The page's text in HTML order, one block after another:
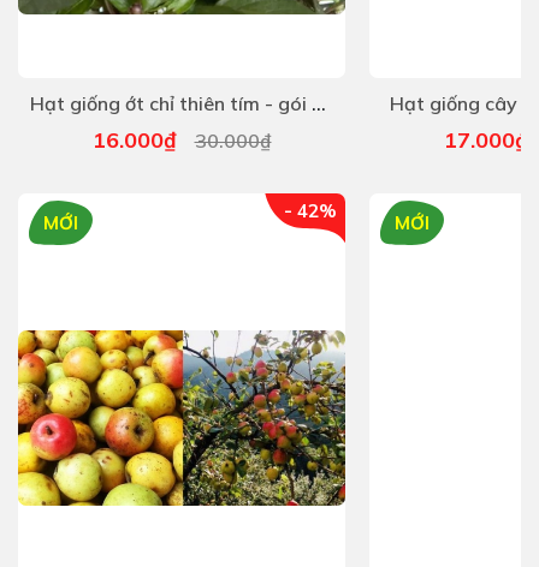
Hạt giống ớt chỉ thiên tím - gói 30 hat
16.000₫ 30.000₫
Hạt giống cây
17.000₫
- 42%
MỚI MỚI